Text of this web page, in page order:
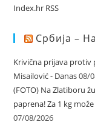
Index.hr RSS
Србија –
Krivična prijava protiv
Misailović - Danas08/
(FOTO) Na Zlatiboru
paprena! Za 1 kg
07/08/2026